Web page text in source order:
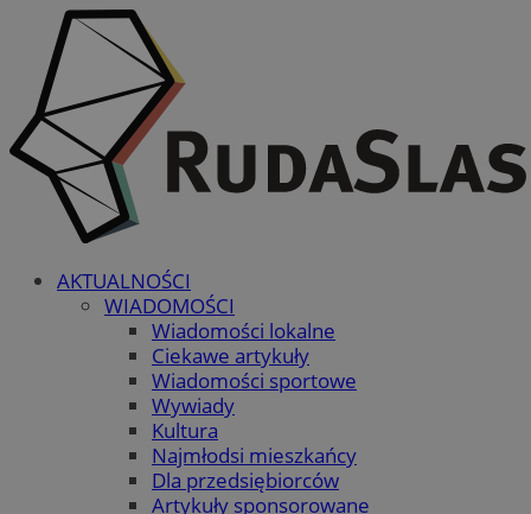
AKTUALNOŚCI
WIADOMOŚCI
Wiadomości lokalne
Ciekawe artykuły
Wiadomości sportowe
Wywiady
Kultura
Najmłodsi mieszkańcy
Dla przedsiębiorców
Artykuły sponsorowane